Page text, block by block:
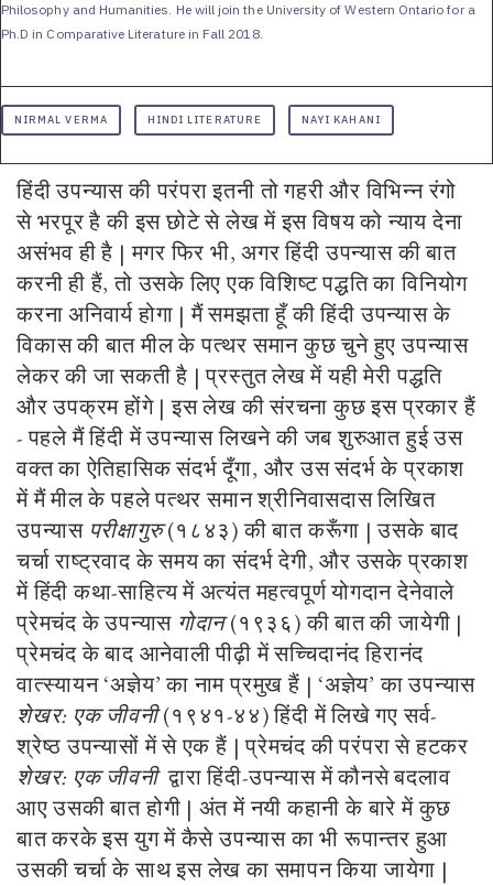
Philosophy and Humanities. He will join the University of Western Ontario for a
Ph.D in Comparative Literature in Fall 2018.
NIRMAL VERMA HINDI LITERATURE NAYI KAHANI
हिंदी उपन्यास की परंपरा इतनी तो गहरी और विभिन्न रंगो
से भरपूर है की इस छोटे से लेख में इस विषय को न्याय देना
असंभव ही है | मगर फिर भी, अगर हिंदी उपन्यास की बात
करनी ही हैं, तो उसके लिए एक विशिष्ट पद्धति का विनियोग
करना अनिवार्य होगा | मैं समझता हूँ की हिंदी उपन्यास के
विकास की बात मील के पत्थर समान कुछ चुने हुए उपन्यास
लेकर की जा सकती है | प्रस्तुत लेख में यही मेरी पद्धति
और उपक्रम होंगे | इस लेख की संरचना कुछ इस प्रकार हैं
- पहले मैं हिंदी में उपन्यास लिखने की जब शुरुआत हुई उस
वक्त का ऐतिहासिक संदर्भ दूँगा, और उस संदर्भ के प्रकाश
में मैं मील के पहले पत्थर समान श्रीनिवासदास लिखित
उपन्यास परीक्षागुरु(१८४३) की बात करूँगा | उसके बाद
चर्चा राष्ट्रवाद के समय का संदर्भ देगी, और उसके प्रकाश
में हिंदी कथा-साहित्य में अत्यंत महत्वपूर्ण योगदान देनेवाले
प्रेमचंद के उपन्यास गोदान(१९३६) की बात की जायेगी |
प्रेमचंद के बाद आनेवाली पीढ़ी में सच्चिदानंद हिरानंद
वात्स्यायन ‘अज्ञेय’ का नाम प्रमुख हैं | ‘अज्ञेय’ का उपन्यास
शेखर: एक जीवनी(१९४१-४४) हिंदी में लिखे गए सर्व-
श्रेष्ठ उपन्यासों में से एक हैं | प्रेमचंद की परंपरा से हटकर
शेखर: एक जीवनीद्वारा हिंदी-उपन्यास में कौनसे बदलाव
आए उसकी बात होगी | अंत में नयी कहानी के बारे में कुछ
बात करके इस युग में कैसे उपन्यास का भी रूपान्तर हुआ
उसकी चर्चा के साथ इस लेख का समापन किया जायेगा |